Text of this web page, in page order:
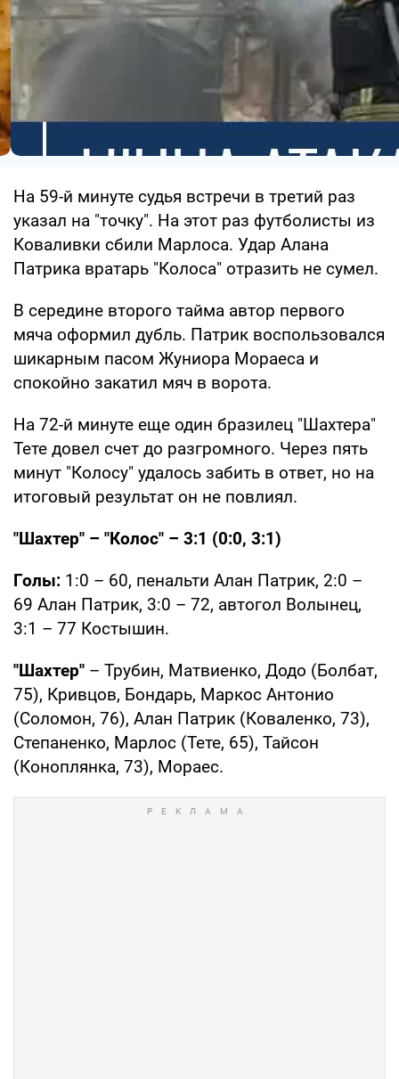
На 59-й минуте судья встречи в третий раз
указал на "точку". На этот раз футболисты из
Коваливки сбили Марлоса. Удар Алана
Патрика вратарь "Колоса" отразить не сумел.
В середине второго тайма автор первого
мяча оформил дубль. Патрик воспользовался
шикарным пасом Жуниора Мораеса и
спокойно закатил мяч в ворота.
На 72-й минуте еще один бразилец "Шахтера"
Тете довел счет до разгромного. Через пять
минут "Колосу" удалось забить в ответ, но на
итоговый результат он не повлиял.
"Шахтер" – "Колос" – 3:1 (0:0, 3:1)
Голы: 1:0 – 60, пенальти Алан Патрик, 2:0 –
69 Алан Патрик, 3:0 – 72, автогол Волынец,
3:1 – 77 Костышин.
"Шахтер" – Трубин, Матвиенко, Додо (Болбат,
75), Кривцов, Бондарь, Маркос Антонио
(Соломон, 76), Алан Патрик (Коваленко, 73),
Степаненко, Марлос (Тете, 65), Тайсон
(Коноплянка, 73), Мораес.